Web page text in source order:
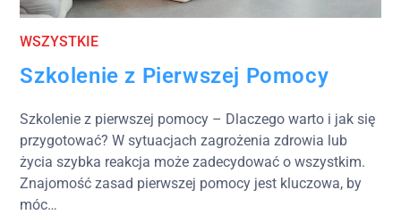
WSZYSTKIE
Szkolenie z Pierwszej Pomocy
Szkolenie z pierwszej pomocy – Dlaczego warto i jak się
przygotować? W sytuacjach zagrożenia zdrowia lub
życia szybka reakcja może zadecydować o wszystkim.
Znajomość zasad pierwszej pomocy jest kluczowa, by
móc…